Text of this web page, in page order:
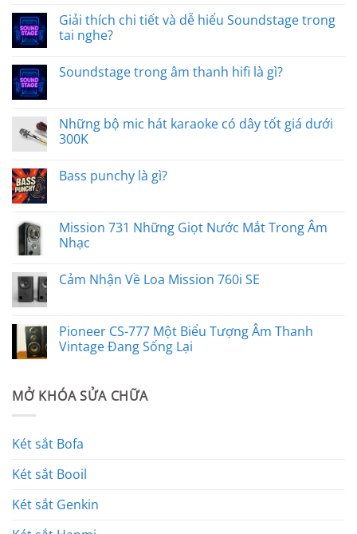
Giải thích chi tiết và dễ hiểu Soundstage trong
tai nghe?
Soundstage trong âm thanh hifi là gì?
Những bộ mic hát karaoke có dây tốt giá dưới
300K
Bass punchy là gì?
Mission 731 Những Giọt Nước Mắt Trong Âm
Nhạc
Cảm Nhận Về Loa Mission 760i SE
Pioneer CS-777 Một Biểu Tượng Âm Thanh
Vintage Đang Sống Lại
MỞ KHÓA SỬA CHỮA
Két sắt Bofa
Két sắt Booil
Két sắt Genkin